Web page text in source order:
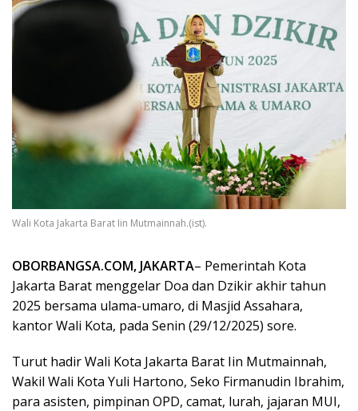
Wali Kota Jakarta Barat Iin Mutmainnah.(ist).
OBORBANGSA.COM, JAKARTA– Pemerintah Kota
Jakarta Barat menggelar Doa dan Dzikir akhir tahun
2025 bersama ulama-umaro, di Masjid Assahara,
kantor Wali Kota, pada Senin (29/12/2025) sore.
Turut hadir Wali Kota Jakarta Barat Iin Mutmainnah,
Wakil Wali Kota Yuli Hartono, Seko Firmanudin Ibrahim,
para asisten, pimpinan OPD, camat, lurah, jajaran MUI,